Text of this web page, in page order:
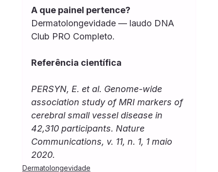
A que painel pertence?
Dermatolongevidade — laudo DNA
Club PRO Completo.
Referência científica
PERSYN, E. et al. Genome-wide
association study of MRI markers of
cerebral small vessel disease in
42,310 participants. Nature
Communications, v. 11, n. 1, 1 maio
2020.
Dermatolongevidade